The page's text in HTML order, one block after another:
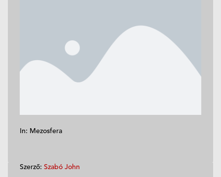
In: Mezosfera
Szerző: Szabó John